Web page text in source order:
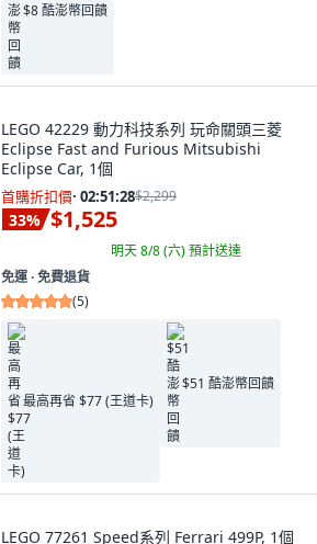
$8 酷澎幣回饋
LEGO 42229 動力科技系列 玩命關頭三菱
Eclipse Fast and Furious Mitsubishi
Eclipse Car, 1個
首購折扣價· 02:51:27$2,299
33% $1,525
明天 8/8 (六)預計送達
免運 ∙ 免費退貨
(5)
最高再省 $77 (王道卡)
$51 酷澎幣回饋
LEGO 77261 Speed系列 Ferrari 499P, 1個